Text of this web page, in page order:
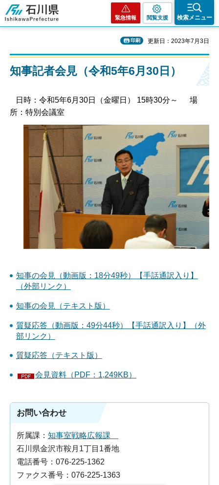
石川県
緊急情報 閲覧支援 検索メニュー
印刷 更新日：2023年7月3日
知事記者会見（令和5年6月30日）
日時：令和5年6月30日（金曜日） 15時30分～ 場
所：特別会議室
知事の会見（動画版：18分49秒）【手話通訳入り】
（外部リンク）
知事の会見（テキスト版）
質疑応答（動画版：49分44秒）【手話通訳入り】（外
部リンク）
質疑応答（テキスト版）
会見資料（PDF：1,249KB）
お問い合わせ
所属課： 知事室戦略広報課
石川県金沢市鞍月1丁目1番地
電話番号：076-225-1362
ファクス番号：076-225-1363